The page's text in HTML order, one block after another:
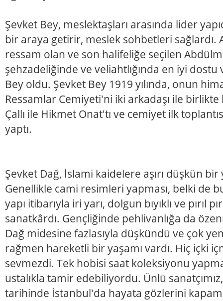
Şevket Bey, meslektaşları arasında lider
bir araya getirir, meslek sohbetleri sağlardı.
ressam olan ve son halifeliğe seçilen
şehzadeliğinde ve veliahtlığında en iyi dostu
Bey oldu. Şevket Bey 1919 yılında, onun
Ressamlar Cemiyeti'ni iki arkadaşı ile
Çallı ile Hikmet Onat'tı ve cemiyet ilk
yaptı.
Şevket Dağ, İslami kaidelere aşırı düşkün bir
Genellikle cami resimleri yapması, belki de
yapı itibarıyla iri yarı, dolgun bıyıklı ve pırıl
sanatkârdı. Gençliğinde pehlivanlığa da
Dağ midesine fazlasıyla düşkündü ve çok
rağmen hareketli bir yaşamı vardı. Hiç içki
sevmezdi. Tek hobisi saat koleksiyonu
ustalıkla tamir edebiliyordu. Ünlü
tarihinde İstanbul'da hayata gözlerini